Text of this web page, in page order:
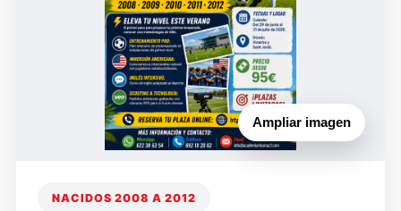
Ampliar imagen
NACIDOS 2008 A 2012